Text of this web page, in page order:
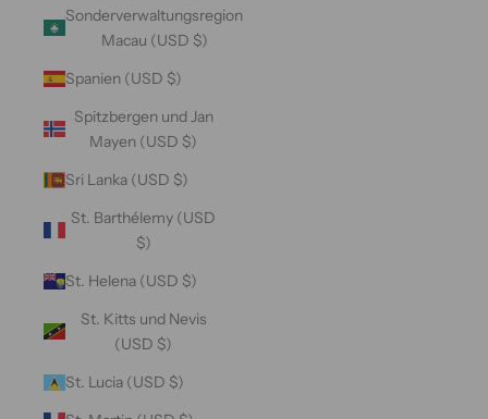
Sonderverwaltungsregion
Macau (USD $)
Spanien (USD $)
Spitzbergen und Jan
Mayen (USD $)
Sri Lanka (USD $)
St. Barthélemy (USD
$)
St. Helena (USD $)
St. Kitts und Nevis
(USD $)
St. Lucia (USD $)